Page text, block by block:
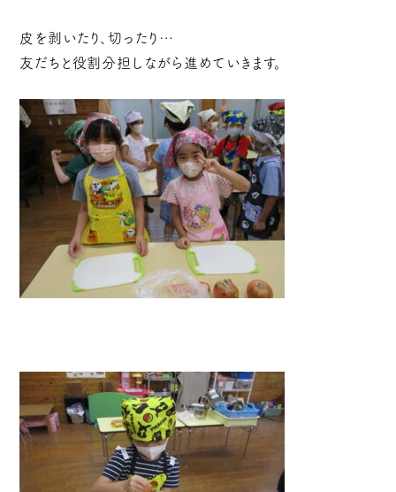
皮を剥いたり、切ったり…
友だちと役割分担しながら進めていきます。